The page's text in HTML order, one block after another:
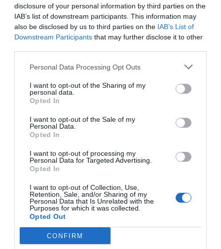
disclosure of your personal information by third parties on the
IAB’s list of downstream participants. This information may
also be disclosed by us to third parties on the IAB’s List of
Downstream Participants that may further disclose it to other
Personal Data Processing Opt Outs
I want to opt-out of the Sharing of my
personal data.
Opted In
I want to opt-out of the Sale of my
Personal Data.
Opted In
I want to opt-out of processing my
Personal Data for Targeted Advertising.
Opted In
I want to opt-out of Collection, Use,
Retention, Sale, and/or Sharing of my
Personal Data that Is Unrelated with the
Purposes for which it was collected.
Opted Out
CONFIRM
Τι μπορώ να τρώω έξω όταν κάνω δίαιτα